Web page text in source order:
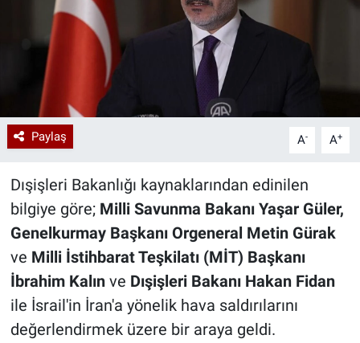
Paylaş A- A+
Dışişleri Bakanlığı kaynaklarından edinilen
bilgiye göre; Milli Savunma Bakanı Yaşar Güler,
Genelkurmay Başkanı Orgeneral Metin Gürak
ve Milli İstihbarat Teşkilatı (MİT) Başkanı
İbrahim Kalınve Dışişleri Bakanı Hakan Fidan
ile İsrail'in İran'a yönelik hava saldırılarını
değerlendirmek üzere bir araya geldi.
Teknoloji
Ramazan